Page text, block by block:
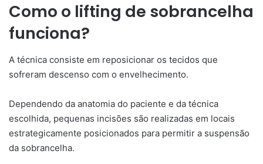
Como o lifting de sobrancelha
funciona?
A técnica consiste em reposicionar os tecidos que
sofreram descenso com o envelhecimento.
Dependendo da anatomia do paciente e da técnica
escolhida, pequenas incisões são realizadas em locais
estrategicamente posicionados para permitir a suspensão
da sobrancelha.